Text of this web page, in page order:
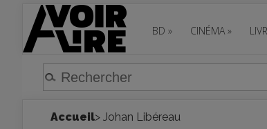
BD » CINÉMA »
Accueil> Johan Libéreau